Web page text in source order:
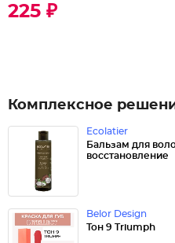
225 ₽
Комплексное
Ecolatier
Бальзам для
восстановление
Belor Design
Тон 9 Triumph